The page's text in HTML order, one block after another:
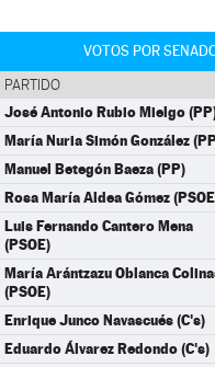
VOTOS POR
PARTIDO
José Antonio Rubio Mielgo
María Nuria Simón González
Manuel Betegón Baeza (PP)
Rosa María Aldea Gómez
Luis Fernando Cantero Mena
(PSOE)
María Arántzazu Oblanca
(PSOE)
Enrique Junco Navascués (C's)
Eduardo Álvarez Redondo (C's)